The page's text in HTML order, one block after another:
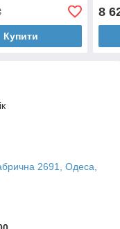
Купити
8
2691, Одеса,